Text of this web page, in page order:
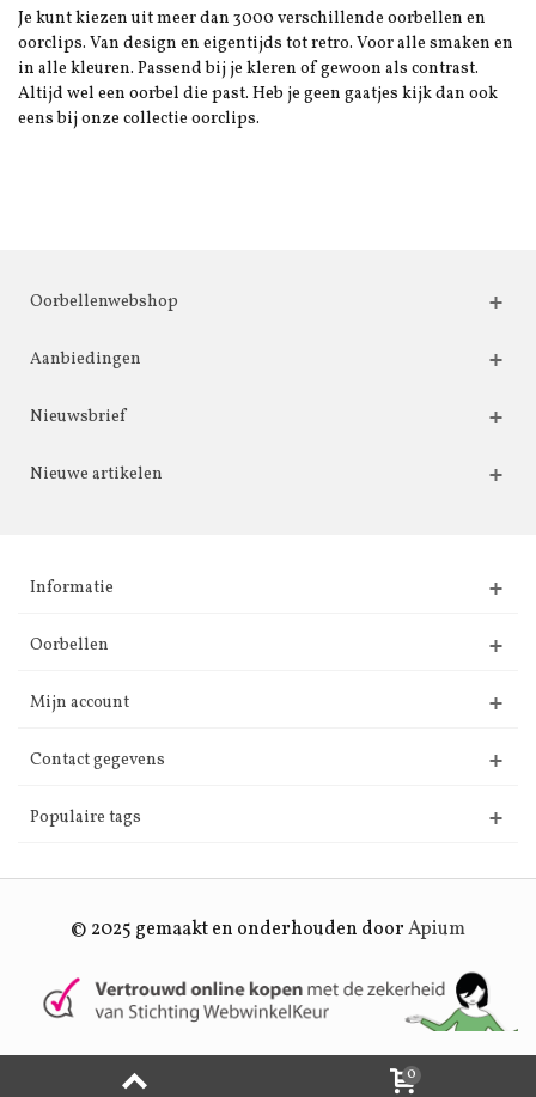
Je kunt kiezen uit meer dan 3000 verschillende oorbellen en
oorclips. Van design en eigentijds tot retro. Voor alle smaken en
in alle kleuren. Passend bij je kleren of gewoon als contrast.
Altijd wel een oorbel die past. Heb je geen gaatjes kijk dan ook
eens bij onze collectie oorclips.
Oorbellenwebshop
Aanbiedingen
Nieuwsbrief
Nieuwe artikelen
Informatie
Oorbellen
Mijn account
Contact gegevens
Populaire tags
© 2025 gemaakt en onderhouden doorApium
0